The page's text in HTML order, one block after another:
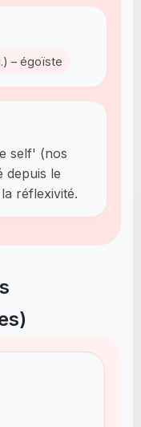
– égoïste
self' (nos
depuis le
réflexivité.